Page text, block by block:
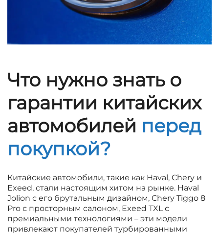
Что нужно знать о
гарантии китайских
автомобилей перед
покупкой?
Китайские автомобили, такие как Haval, Chery и
Exeed, стали настоящим хитом на рынке. Haval
Jolion с его брутальным дизайном, Chery Tiggo 8
Pro с просторным салоном, Exeed TXL с
премиальными технологиями – эти модели
привлекают покупателей турбированными